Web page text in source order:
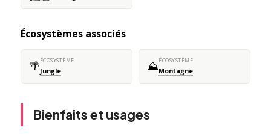
Écosystèmes associés
🌴ÉCOSYSTÈME
Jungle ⛰️ÉCOSYSTÈME
Montagne
Bienfaits et usages